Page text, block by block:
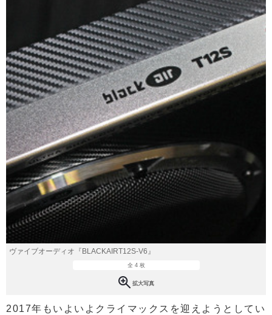
ヴァイブオーディオ『BLACKAIRT12S-V6』
全 4 枚
拡大写真
2017年もいよいよクライマックスを迎えようとしてい